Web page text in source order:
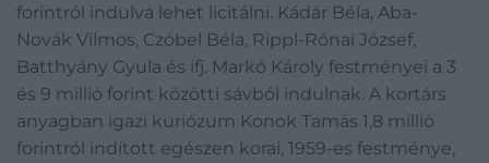
forintról indulva lehet licitálni. Kádár Béla, Aba-
Novák Vilmos, Czóbel Béla, Rippl-Rónai József,
Batthyány Gyula és ifj. Markó Károly festményei a 3
és 9 millió forint közötti sávból indulnak. A kortárs
anyagban igazi kuriózum Konok Tamás 1,8 millió
forintról indított egészen korai, 1959-es festménye,